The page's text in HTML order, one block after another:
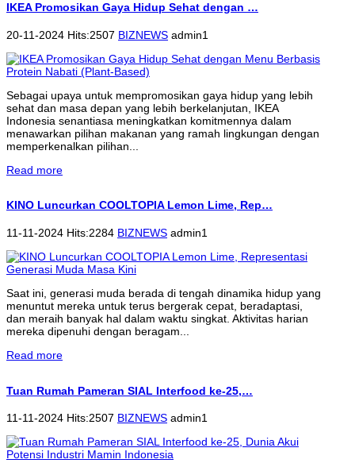
IKEA Promosikan Gaya Hidup Sehat dengan …
20-11-2024 Hits:2507 BIZNEWS admin1
Sebagai upaya untuk mempromosikan gaya hidup yang lebih
sehat dan masa depan yang lebih berkelanjutan, IKEA
Indonesia senantiasa meningkatkan komitmennya dalam
menawarkan pilihan makanan yang ramah lingkungan dengan
memperkenalkan pilihan...
Read more
KINO Luncurkan COOLTOPIA Lemon Lime, Rep…
11-11-2024 Hits:2284 BIZNEWS admin1
Saat ini, generasi muda berada di tengah dinamika hidup yang
menuntut mereka untuk terus bergerak cepat, beradaptasi,
dan meraih banyak hal dalam waktu singkat. Aktivitas harian
mereka dipenuhi dengan beragam...
Read more
Tuan Rumah Pameran SIAL Interfood ke-25,…
11-11-2024 Hits:2507 BIZNEWS admin1